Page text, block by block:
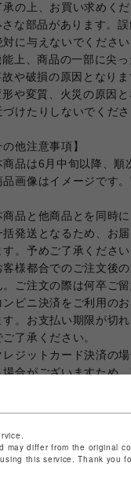
承の上、お買い求めくだ
な部品があります。
対に与えないでください
上、商品の一部に尖
や破損の原因となり
形や変質、火災の原因
づけたりしないでくださ
の他注意事項】
品は6月中旬以降、順
画像はイメージです
品と他商品とを同時
括発送となるため、お
す。予めご了承ください
様都合でのご注文後
。ご注文の際は何卒ご留
ビニ決済をご利用の
す。お支払い期限が切
了承ください。
ジットカード決済の
場合がございますため
発送は対応しており
may differ from the original
this service. Thank you